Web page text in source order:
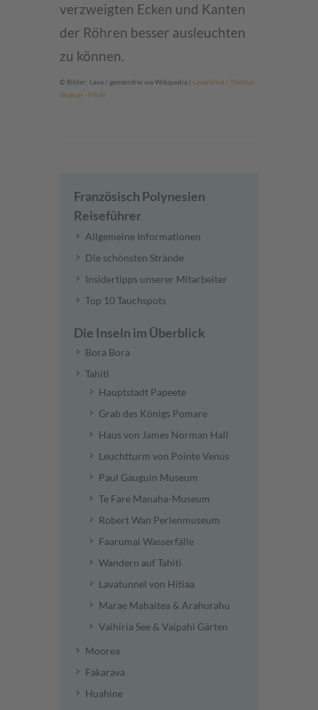
verzweigten Ecken und Kanten
der Röhren besser ausleuchten
zu können.
© Bilder: Lava / gemeinfrei via Wikipedia | Lavaröhre / Thomas
Shahan - Flickr
Französisch Polynesien
Reiseführer
Allgemeine Informationen
Die schönsten Strände
Insidertipps unserer Mitarbeiter
Top 10 Tauchspots
Die Inseln im Überblick
Bora Bora
Tahiti
Hauptstadt Papeete
Grab des Königs Pomare
Haus von James Norman Hall
Leuchtturm von Pointe Venus
Paul Gauguin Museum
Te Fare Manaha-Museum
Robert Wan Perlenmuseum
Faarumai Wasserfälle
Wandern auf Tahiti
Lavatunnel von Hitiaa
Marae Mahaitea & Arahurahu
Vaihiria See & Vaipahi Gärten
Moorea
Fakarava
Huahine